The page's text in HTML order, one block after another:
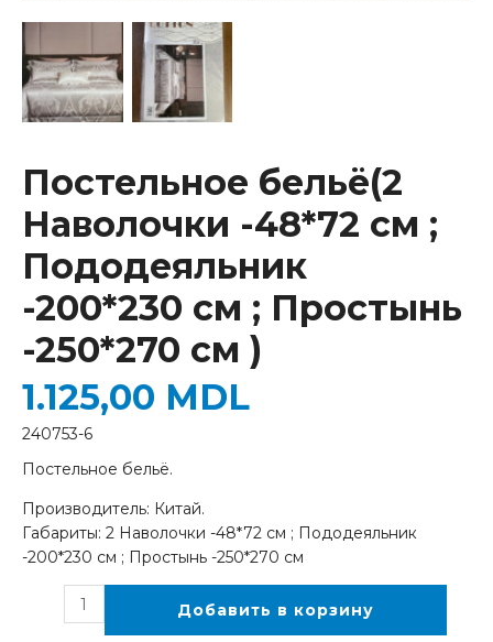
Постельное бельё(2
Наволочки -48*72 см ;
Пододеяльник
-200*230 см ; Простынь
-250*270 см )
Постельное бельё.
Производитель: Китай.
Габариты: 2 Наволочки -48*72 см ; Пододеяльник
-200*230 см ; Простынь -250*270 см
1.125,00 MDL
Добавить в корзину
240753-6